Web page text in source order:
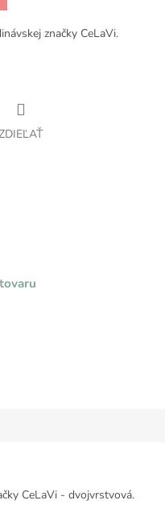
značky CeLaVi.
CeLaVi - dvojvrstvová.